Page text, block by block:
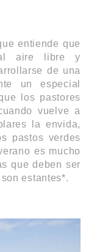
entiende que
aire libre y
de una
un especial
los pastores
vuelve a
la envida,
pastos verdes
es mucho
que deben ser
estantes*.